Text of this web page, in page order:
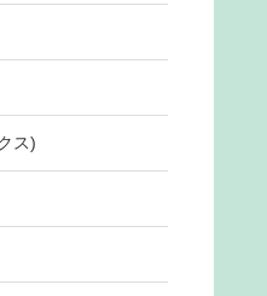
ス)